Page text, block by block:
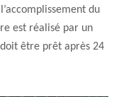
du
est réalisé par un
être prêt après 24